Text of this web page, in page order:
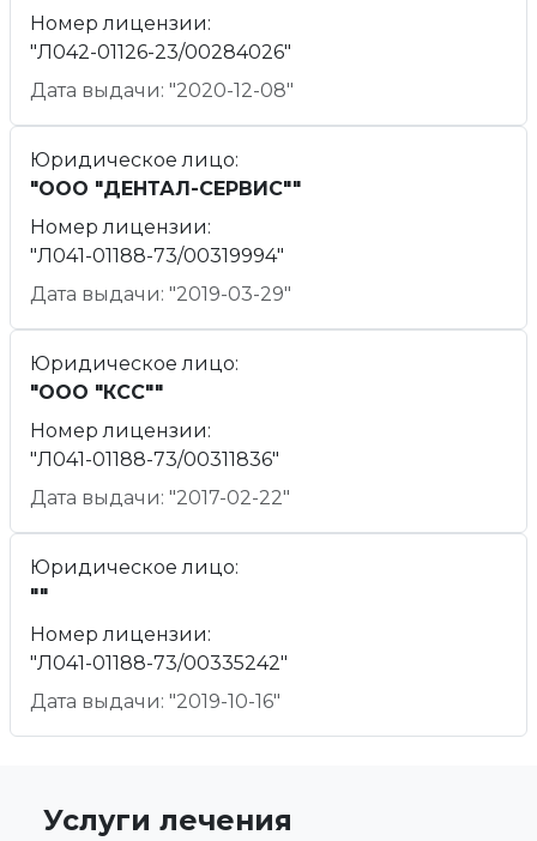
Номер лицензии:
"Л042-01126-23/00284026"
Дата выдачи: "2020-12-08"
Юридическое лицо:
"ООО "ДЕНТАЛ-СЕРВИС""
Номер лицензии:
"Л041-01188-73/00319994"
Дата выдачи: "2019-03-29"
Юридическое лицо:
"ООО "КСС""
Номер лицензии:
"Л041-01188-73/00311836"
Дата выдачи: "2017-02-22"
Юридическое лицо:
""
Номер лицензии:
"Л041-01188-73/00335242"
Дата выдачи: "2019-10-16"
Услуги лечения